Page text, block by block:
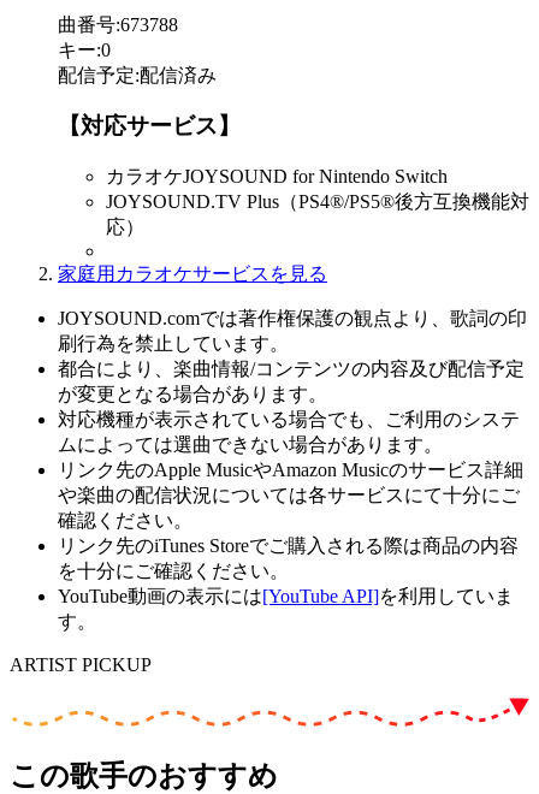
曲番号:673788
キー:0
配信予定:配信済み
【対応サービス】
カラオケJOYSOUND for Nintendo Switch
JOYSOUND.TV Plus（PS4®/PS5®後方互換機能対
応）
家庭用カラオケサービスを見る
JOYSOUND.comでは著作権保護の観点より、歌詞の印
刷行為を禁止しています。
都合により、楽曲情報/コンテンツの内容及び配信予定
が変更となる場合があります。
対応機種が表示されている場合でも、ご利用のシステ
ムによっては選曲できない場合があります。
リンク先のApple MusicやAmazon Musicのサービス詳細
や楽曲の配信状況については各サービスにて十分にご
確認ください。
リンク先のiTunes Storeでご購入される際は商品の内容
を十分にご確認ください。
YouTube動画の表示には[YouTube API]を利用していま
す。
ARTIST PICKUP
この歌手のおすすめ